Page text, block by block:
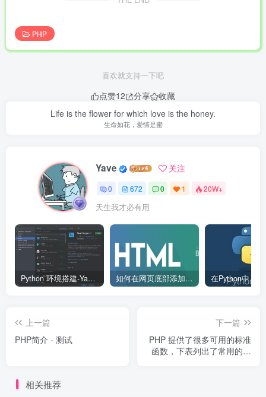
PHP
喜欢就支持一下吧
点赞12 分享
收藏
Life is the flower for which love is the honey.
生命如花，爱情是蜜
Yave 关注
0 672 0 1 20W+
天生我才必有用
Python 环境搭建-Yave520-专业开发者社区 如何在网页底部添加版权信息？
上一篇
PHP简介 - 测试
下一篇
PHP 提供了很多可用的标准
函数，下表列出了常用的几
相关推荐